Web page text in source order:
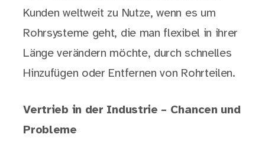
Kunden weltweit zu Nutze, wenn es um
Rohrsysteme geht, die man flexibel in ihrer
Länge verändern möchte, durch schnelles
Hinzufügen oder Entfernen von Rohrteilen.
Vertrieb in der Industrie – Chancen und
Probleme